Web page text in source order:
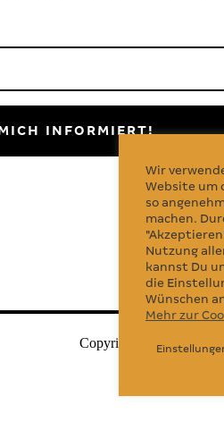
INFORMIERT!
Copyright © 2026
Wir
Website um
so
machen.
Nutzung
kannst Du
die
Wünschen
Mehr zur